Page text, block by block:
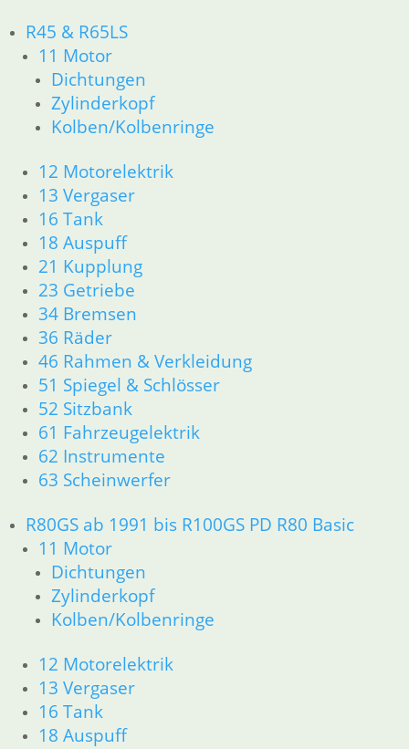
R45 & R65LS
11 Motor
Dichtungen
Zylinderkopf
Kolben/Kolbenringe
12 Motorelektrik
13 Vergaser
16 Tank
18 Auspuff
21 Kupplung
23 Getriebe
34 Bremsen
36 Räder
46 Rahmen & Verkleidung
51 Spiegel & Schlösser
52 Sitzbank
61 Fahrzeugelektrik
62 Instrumente
63 Scheinwerfer
R80GS ab 1991 bis R100GS PD R80 Basic
11 Motor
Dichtungen
Zylinderkopf
Kolben/Kolbenringe
12 Motorelektrik
13 Vergaser
16 Tank
18 Auspuff